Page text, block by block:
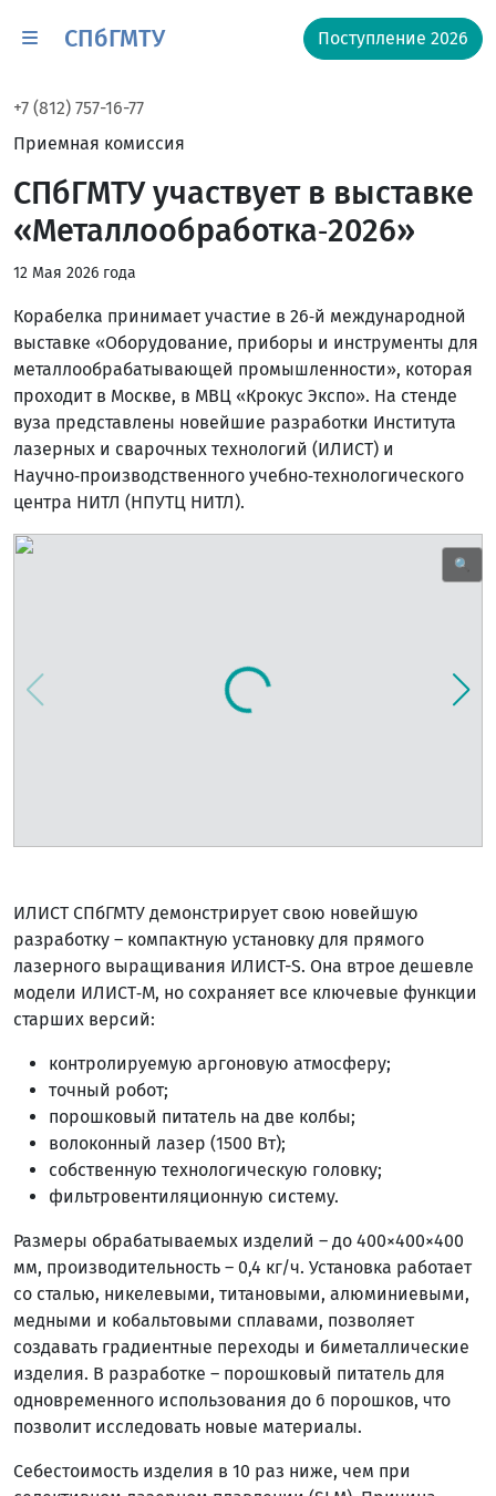
СПбГМТУ Поступление 2026
+7 (812) 757-16-77
Приемная комиссия
СПбГМТУ участвует в выставке
«Металлообработка‑2026»
12 Мая 2026 года
Корабелка принимает участие в 26‑й международной
выставке «Оборудование, приборы и инструменты для
металлообрабатывающей промышленности», которая
проходит в Москве, в МВЦ «Крокус Экспо». На стенде
вуза представлены новейшие разработки Института
лазерных и сварочных технологий (ИЛИСТ) и
Научно‑производственного учебно‑технологического
центра НИТЛ (НПУТЦ НИТЛ).
🔍
ИЛИСТ СПбГМТУ демонстрирует свою новейшую
разработку – компактную установку для прямого
лазерного выращивания ИЛИСТ-S. Она втрое дешевле
модели ИЛИСТ‑М, но сохраняет все ключевые функции
старших версий:
контролируемую аргоновую атмосферу;
точный робот;
порошковый питатель на две колбы;
волоконный лазер (1500 Вт);
собственную технологическую головку;
фильтровентиляционную систему.
Размеры обрабатываемых изделий – до 400×400×400
мм, производительность – 0,4 кг/ч. Установка работает
со сталью, никелевыми, титановыми, алюминиевыми,
медными и кобальтовыми сплавами, позволяет
создавать градиентные переходы и биметаллические
изделия. В разработке – порошковый питатель для
одновременного использования до 6 порошков, что
позволит исследовать новые материалы.
Себестоимость изделия в 10 раз ниже, чем при